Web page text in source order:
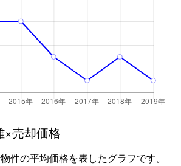
×売却価格
件の平均価格を表したグラフです。